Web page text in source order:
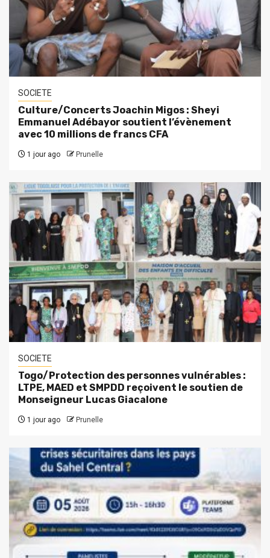
SOCIETE
Culture/Concerts Joachin Migos : Sheyi
Emmanuel Adébayor soutient l’évènement
avec 10 millions de francs CFA
1 jour ago Prunelle
SOCIETE
Togo/Protection des personnes vulnérables :
LTPE, MAED et SMPDD reçoivent le soutien de
Monseigneur Lucas Giacalone
1 jour ago Prunelle